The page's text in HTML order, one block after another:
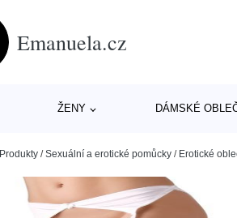
Emanuela.cz
ŽENY DÁMSKÉ
Produkty /Sexuální a erotické pomůcky / Erotické